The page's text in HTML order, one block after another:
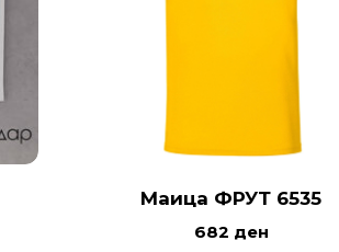
Маица ФРУТ 6535
682 ден